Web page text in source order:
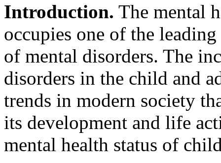
Introduction. The mental
occupies one of the
of mental disorders. The
disorders in the child and
trends in modern society
its development and life
mental health status of